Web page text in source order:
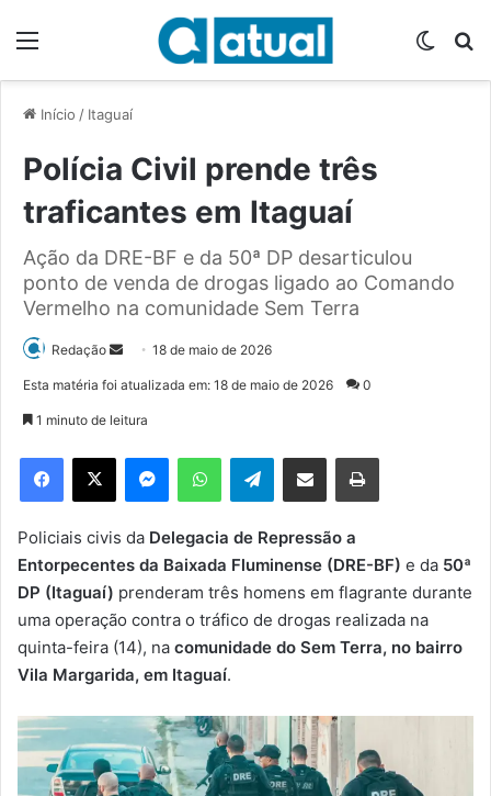
Início / Itaguaí
Polícia Civil prende três
traficantes em Itaguaí
Ação da DRE-BF e da 50ª DP desarticulou
ponto de venda de drogas ligado ao Comando
Vermelho na comunidade Sem Terra
Redação
d
e
m
e
-
m
i
l
18 de maio de 2026
Esta matéria foi atualizada em: 18 de maio de 2026 0
1 minuto de leitura
Telegram
Policiais civis da Delegacia de Repressão a
Entorpecentes da Baixada Fluminense (DRE-BF) e da 50ª
DP (Itaguaí) prenderam três homens em flagrante durante
uma operação contra o tráfico de drogas realizada na
quinta-feira (14), na comunidade do Sem Terra, no bairro
Vila Margarida, em Itaguaí.